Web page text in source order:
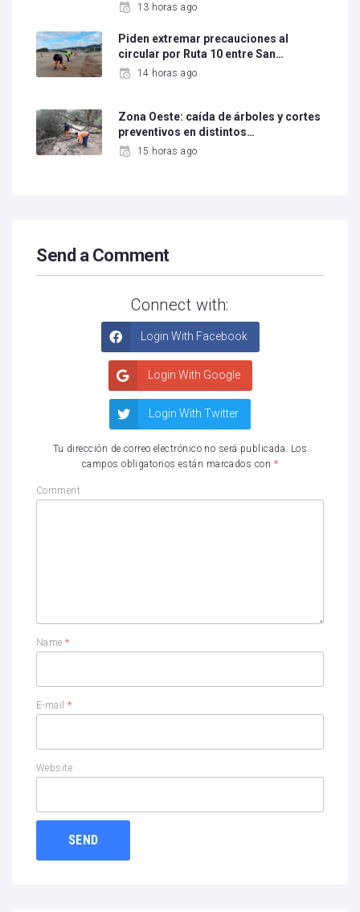
13 horas ago
Piden extremar precauciones al
circular por Ruta 10 entre San…
14 horas ago
Zona Oeste: caída de árboles y cortes
preventivos en distintos…
15 horas ago
Send a Comment
Connect with:
Login With Facebook
Login With Google
Login With Twitter
Tu dirección de correo electrónico no será publicada.
Los
campos obligatorios están marcados con *
Comment
Name*
E-mail*
Website